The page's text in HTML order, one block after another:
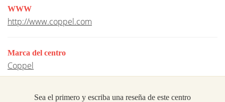
WWW
http://www.coppel.com
Marca del centro
Coppel
Sea el primero y escriba una reseña de este centro